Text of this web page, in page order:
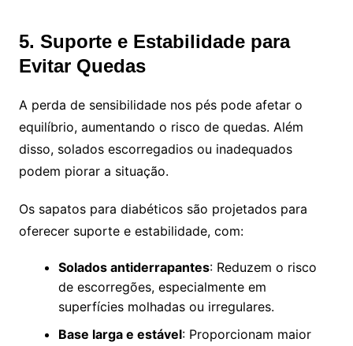
5. Suporte e Estabilidade para
Evitar Quedas
A perda de sensibilidade nos pés pode afetar o
equilíbrio, aumentando o risco de quedas. Além
disso, solados escorregadios ou inadequados
podem piorar a situação.
Os sapatos para diabéticos são projetados para
oferecer suporte e estabilidade, com:
Solados antiderrapantes: Reduzem o risco
de escorregões, especialmente em
superfícies molhadas ou irregulares.
Base larga e estável: Proporcionam maior